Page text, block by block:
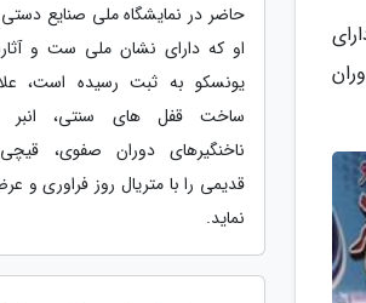
حاضر در نمایشگاه ملی صنایع
او که دارای نشان ملی ست و
یونسکو به ثبت رسیده است،
ساخت قفل های سنتی، انبر
ناخنگیرهای دوران صفوی،
قدیمی را با متریال روز فراوری و
نماید.